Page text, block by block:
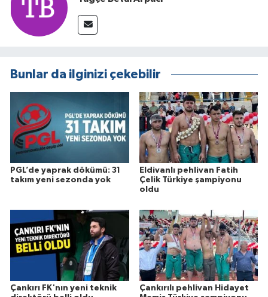
Bunlar da ilginizi çekebilir
PGL’de yaprak dökümü: 31
takım yeni sezonda yok
Eldivanlı pehlivan Fatih
Çelik Türkiye şampiyonu
oldu
Çankırı FK'nın yeni teknik
Çankırılı pehlivan Hidayet